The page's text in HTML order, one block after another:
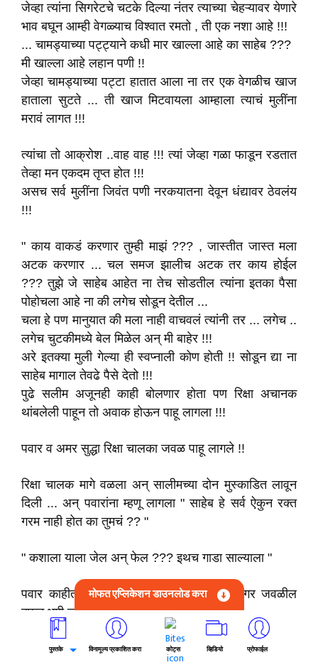
जेव्हा त्यांना सिगरेटचे चटके दिल्या नंतर त्याच्या चेहऱ्यावर येणारे
भाव बघून आम्ही वेगळ्याच विश्वात रमतो , ती एक नशा आहे !!!
... चामड्याच्या पट्ट्याने कधी मार खाल्ला आहे का साहेब ???
मी खाल्ला आहे लहान पणी !!
जेव्हा चामड्याच्या पट्टा हातात आला ना तर एक वेगळीच खाज
हाताला सुटते ... ती खाज मिटवायला आम्हाला त्याचं मुलींना
मरावं लागत !!!
त्यांचा तो आक्रोश ..वाह वाह !!! त्यां जेव्हा गळा फाडून रडतात
तेव्हा मन एकदम तृप्त होत !!!
असच सर्व मुलींना जिवंत पणी नरकयातना देवून धंद्यावर ठेवलंय
!!!
" काय वाकडं करणार तुम्ही माझं ??? , जास्तीत जास्त मला
अटक करणार ... चल समज झालीच अटक तर काय होईल
??? तुझे जे साहेब आहेत ना तेच सोडतील त्यांना इतका पैसा
पोहोचला आहे ना की लगेच सोडून देतील ...
चला हे पण मानुयात की मला नाही वाचवलं त्यांनी तर ... लगेच ..
लगेच चुटकीमध्ये बेल मिळेल अन् मी बाहेर !!!
अरे इतक्या मुली गेल्या ही स्वप्नाली कोण होती !! सोडून द्या ना
साहेब मागाल तेवढे पैसे देतो !!!
पुढे सलीम अजूनही काही बोलणार होता पण रिक्षा अचानक
थांबलेली पाहून तो अवाक होऊन पाहू लागला !!!
पवार व अमर सुद्धा रिक्षा चालका जवळ पाहू लागले !!
रिक्षा चालक मागे वळला अन् सालीमच्या दोन मुस्काडित लावून
दिली ... अन् पवारांना म्हणू लागला " साहेब हे सर्व ऐकुन रक्त
गरम नाही होत का तुमचं ?? "
" कशाला याला जेल अन् फेल ??? इथच गाडा साल्याला "
पवार काहीतरी विचार करून म्हणाले " अशोक नगर जवळील
दफन भूमी जवळ घेवून चला !!! "
या वाक्याने रिक्षा चालकाच्या चेहऱ्यावर समाधान जाणवले !!!
मोफत एप्लिकेशन डाउनलोड करा
पुस्तके विनामूल्य प्रकाशित करा कोट्स व्हिडियो प्रोफाईल